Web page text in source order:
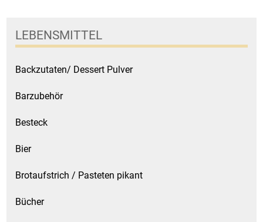
LEBENSMITTEL
Backzutaten/ Dessert Pulver
Barzubehör
Besteck
Bier
Brotaufstrich / Pasteten pikant
Bücher